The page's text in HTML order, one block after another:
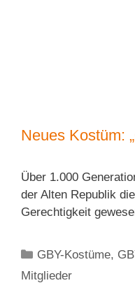
Neues Kostüm:
Über 1.000
der Alten Republik
Gerechtigkeit
Kategorien
GBY-Kostüme,
Mitglieder